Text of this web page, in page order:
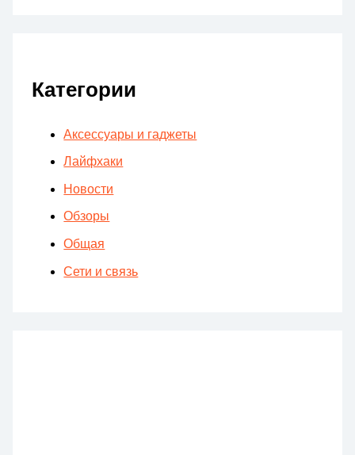
Категории
Аксессуары и гаджеты
Лайфхаки
Новости
Обзоры
Общая
Сети и связь